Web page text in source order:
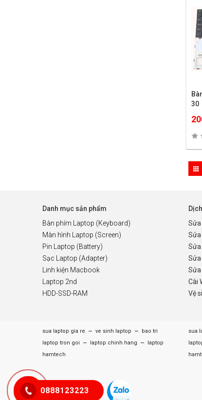
30
Danh mục sản phẩm
Bàn phím Laptop (Keyboard)
Màn hình Laptop (Screen)
Pin Laptop (Battery)
Sạc Laptop (Adapter)
Linh kiện Macbook
Laptop 2nd
HDD-SSD-RAM
Sửa
Sửa
Cài
Vệ
sua laptop gia re – ve sinh laptop –
bao tri
laptop tron goi
– laptop chinh hang –
laptop
hamtech
sua
0888123223